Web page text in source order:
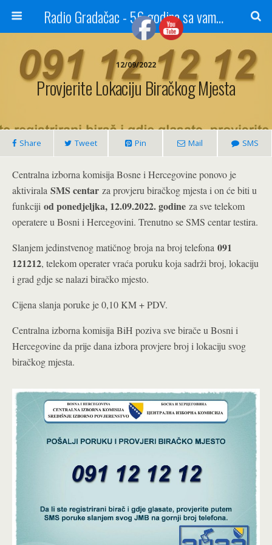
Radio Gradačac - 56 godina sa vama...
12/09/2022
Provjerite Lokaciju Biračkog Mjesta
Share Tweet Pin Mail SMS
Centralna izborna komisija Bosne i Hercegovine ponovo je
aktivirala SMS centar za provjeru biračkog mjesta i on će biti u
funkciji od ponedjeljka, 12.09.2022. godine za sve telekom
operatere u Bosni i Hercegovini. Trenutno se SMS centar testira.
Slanjem jedinstvenog matičnog broja na broj telefona 091
121212, telekom operater vraća poruku koja sadrži broj, lokaciju
i grad gdje se nalazi biračko mjesto.
Cijena slanja poruke je 0,10 KM + PDV.
Centralna izborna komisija BiH poziva sve birače u Bosni i
Hercegovine da prije dana izbora provjere broj i lokaciju svog
biračkog mjesta.